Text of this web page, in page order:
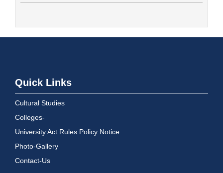
Quick Links
Cultural Studies
Colleges-
University Act Rules Policy Notice
Photo-Gallery
Contact-Us